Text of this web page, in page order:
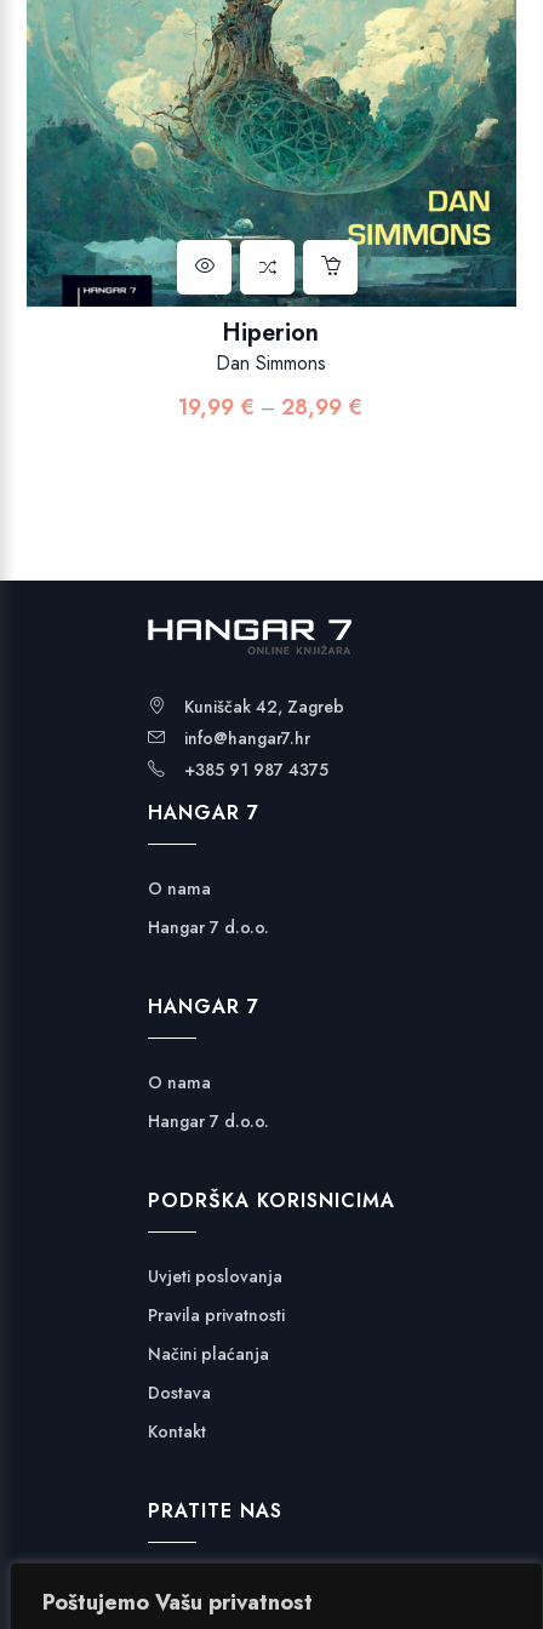
Poštujemo Vašu privatnost
Hiperion
Dan Simmons
19,99 € – 28,99 €
Kuniščak 42, Zagreb
info@hangar7.hr
+385 91 987 4375
HANGAR 7
O nama
Hangar 7 d.o.o.
HANGAR 7
O nama
Hangar 7 d.o.o.
PODRŠKA KORISNICIMA
Uvjeti poslovanja
Pravila privatnosti
Načini plaćanja
Dostava
Kontakt
PRATITE NAS